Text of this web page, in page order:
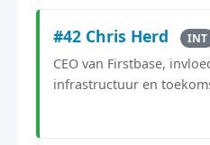
#42 Chris Herd INT
CEO van Firstbase,
infrastructuur en